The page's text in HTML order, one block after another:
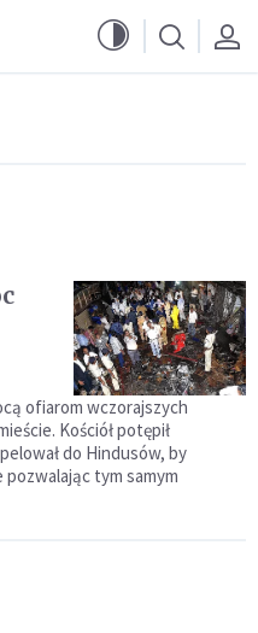
ofiarom wczorajszych
Kościół potępił
do Hindusów, by
tym samym